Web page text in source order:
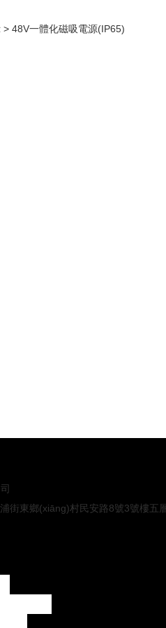
> 48V一體化磁吸電源(IP65)
街東鄉(xiāng)村民安路8號3號樓五